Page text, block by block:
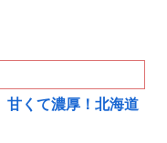
甘くて濃厚！北海道